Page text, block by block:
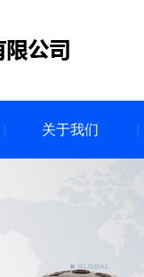
关于我们